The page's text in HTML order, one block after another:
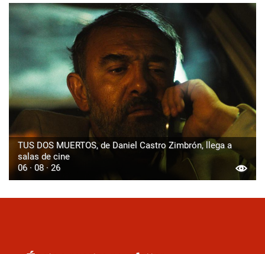
TUS DOS MUERTOS, de Daniel Castro Zimbrón, llega a
salas de cine
06 · 08 · 26